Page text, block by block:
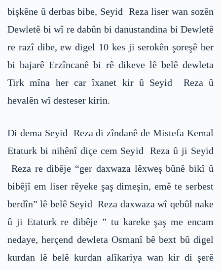
bişkêne û derbas bibe, Seyid Reza liser wan sozên
Dewletê bi wî re dabûn bi danustandina bi Dewletê
re razî dibe, ew digel 10 kes ji serokên şoreşê ber
bi bajarê Erzîncanê bi rê dikeve lê belê dewleta
Tirk mîna her car îxanet kir û Seyid Reza û
hevalên wî desteser kirin.
Di dema Seyid Reza di zîndanê de Mistefa Kemal
Etaturk bi nihênî diçe cem Seyid Reza û ji Seyid
Reza re dibêje “ger daxwaza lêxweş bûnê bikî û
bibêjî em liser rêyeke şaş dimeşin, emê te serbest
berdîn” lê belê Seyid Reza daxwaza wî qebûl nake
û ji Etaturk re dibêje ” tu kareke şaş me encam
nedaye, herçend dewleta Osmanî bê bext bû digel
kurdan lê belê kurdan alîkariya wan kir di şerê